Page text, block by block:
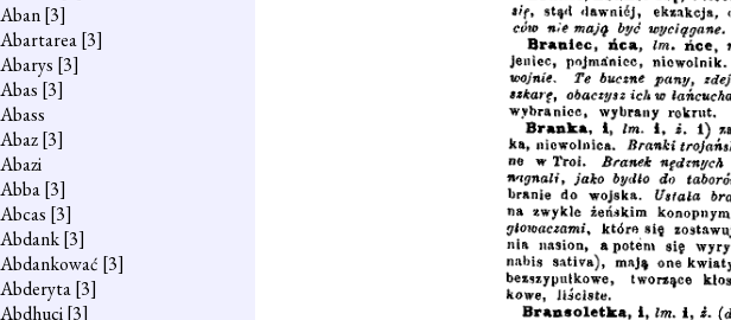
Aban[3]
Abartarea[3]
Abarys [3]
Abas [3]
Abass
Abaz[3]
Abazi
Abba[3]
Abcas [3]
Abdank[3]
Abdankować [3]
Abderyta[3]
Abdhuci[3]